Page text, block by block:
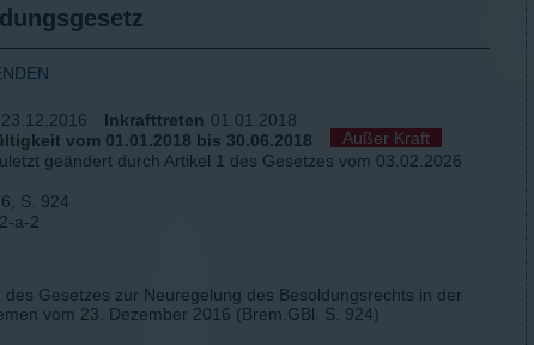
23.12.2016 Inkrafttreten 01.01.2018
vom 01.01.2018 bis 30.06.2018
Außer Kraft
geändert durch Artikel 1 des Gesetzes vom 03.02.2026
S. 924
a-2
des Gesetzes zur Neuregelung des Besoldungsrechts in der
vom 23. Dezember 2016 (Brem.GBl. S. 924)